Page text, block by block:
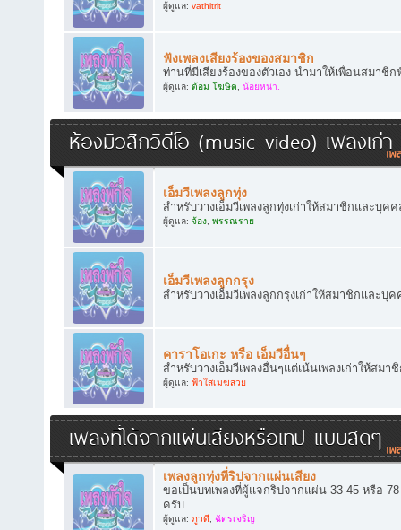
ผู้ดูแล: vathitrit
ฟังเพลงเสียงร้องของสมาชิก
ท่านที่มีเสียงร้องของตัวเอง นำมาให้เพื่อนสมาชิ
ผู้ดูแล: ต้อม โฆษิต, น้อยหน่า.
ห้องมิวสิกวิดีโอ (music video) เพลงเก่า
เอ็มวีเพลงลูกทุ่ง
สำหรับวางเอ็มวีเพลงลูกทุ่งเก่าให้สมาชิกและบุค
ผู้ดูแล: จ้อง, พรรณราย
เอ็มวีเพลงลูกกรุง
สำหรับวางเอ็มวีเพลงลูกกรุงเก่าให้สมาชิกและบุ
คาราโอเกะ หรือ เอ็มวีอื่นๆ
สำหรับวางเอ็มวีเพลงอื่นๆแต่เน้นเพลงเก่าให้สม
ผู้ดูแล: ฟ้าใสเมฆสวย
เพลงที่ได้จากแผ่นเสียงหรือเทป แบบสดๆ
เพลงลูกทุ่งที่ริปจากแผ่นเสียง
ขอเป็นบทเพลงที่ผู้แจกริปจากแผ่น 33 45 หรือ 78
ครับ
ผู้ดูแล: ภูวดี, ฉัตรเจริญ